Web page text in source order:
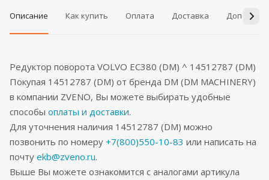
Описание Как купить Оплата Доставка
Редуктор поворота VOLVO EC380 (DM) ^ 14512787 (DM)
Покупая 14512787 (DM) от бренда DM (DM MACHINERY)
в компании ZVENO, Вы можете выбирать удобные
способы оплаты и доставки.
Для уточнения наличия 14512787 (DM) можно
позвонить по номеру +7(800)550-10-83 или написать на
почту ekb@zveno.ru.
Выше Вы можете ознакомится с аналогами артикула